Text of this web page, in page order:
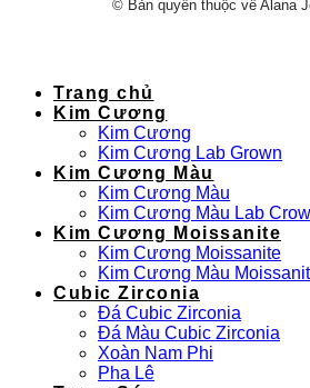
© Bản quyền thuộc về Alana
Trang chủ
Kim Cương
Kim Cương
Kim Cương Lab Grown
Kim Cương Màu
Kim Cương Màu
Kim Cương Màu Lab
Kim Cương Moissanite
Kim Cương Moissanite
Kim Cương Màu
Cubic Zirconia
Đá Cubic Zirconia
Đá Màu Cubic Zirconia
Xoàn Nam Phi
Pha Lê